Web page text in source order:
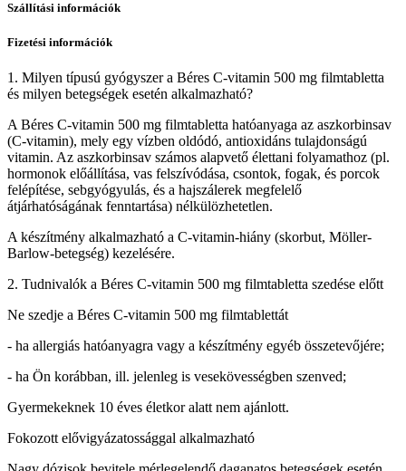
Szállítási információk
Fizetési információk
1. Milyen típusú gyógyszer a Béres C-vitamin 500 mg filmtabletta
és milyen betegségek esetén alkalmazható?
A Béres C-vitamin 500 mg filmtabletta hatóanyaga az aszkorbinsav
(C-vitamin), mely egy vízben oldódó, antioxidáns tulajdonságú
vitamin. Az aszkorbinsav számos alapvető élettani folyamathoz (pl.
hormonok előállítása, vas felszívódása, csontok, fogak, és porcok
felépítése, sebgyógyulás, és a hajszálerek megfelelő
átjárhatóságának fenntartása) nélkülözhetetlen.
A készítmény alkalmazható a C-vitamin-hiány (skorbut, Möller-
Barlow-betegség) kezelésére.
2. Tudnivalók a Béres C-vitamin 500 mg filmtabletta szedése előtt
Ne szedje a Béres C-vitamin 500 mg filmtablettát
- ha allergiás hatóanyagra vagy a készítmény egyéb összetevőjére;
- ha Ön korábban, ill. jelenleg is vesekövességben szenved;
Gyermekeknek 10 éves életkor alatt nem ajánlott.
Fokozott elővigyázatossággal alkalmazható